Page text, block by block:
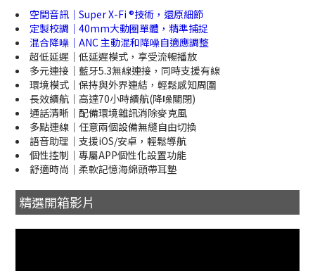
空間音訊｜Super X-Fi ®技術，還原細節
定製校調｜40mm大動圈單體，精準捕捉
混合降噪｜ANC 主動混和降噪自適應調整
超低延遲｜低延遲模式，享受流暢播放
多元連接｜藍牙5.3無線連接，同時支援有線
環境模式｜保持與外界連結，輕鬆感知周圍
長效續航｜高達70小時續航(降噪關閉)
通話清晰｜配備環境雜訊消除麥克風
多點連線｜任意兩個設備無縫自由切換
語音助理｜支援iOS/安卓，輕鬆導航
個性控制｜專屬APP個性化設置功能
舒適時尚｜柔軟記憶海綿頭帶耳墊
精選開箱影片